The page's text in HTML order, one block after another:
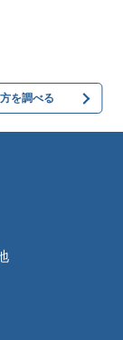
を調べる